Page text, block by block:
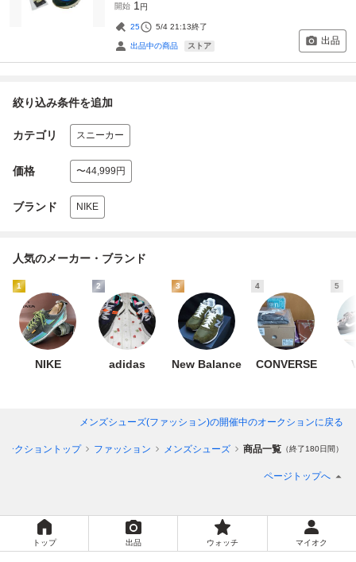
開始 1 円
25 5/4 21:13終了
出品中の商品 ストア 出品
絞り込み条件を追加
カテゴリ スニーカー
価格 〜44,999円
ブランド NIKE
人気のメーカー・ブランド
1
NIKE
2
adidas
3
New Balance
4
CONVERSE
5
メンズシューズ(ファッション)の開催中のオークションに戻る
ークショントップ ファッション メンズシューズ 商品一覧 （終了180日間）
ページトップへ
トップ 出品 ウォッチ マイオク